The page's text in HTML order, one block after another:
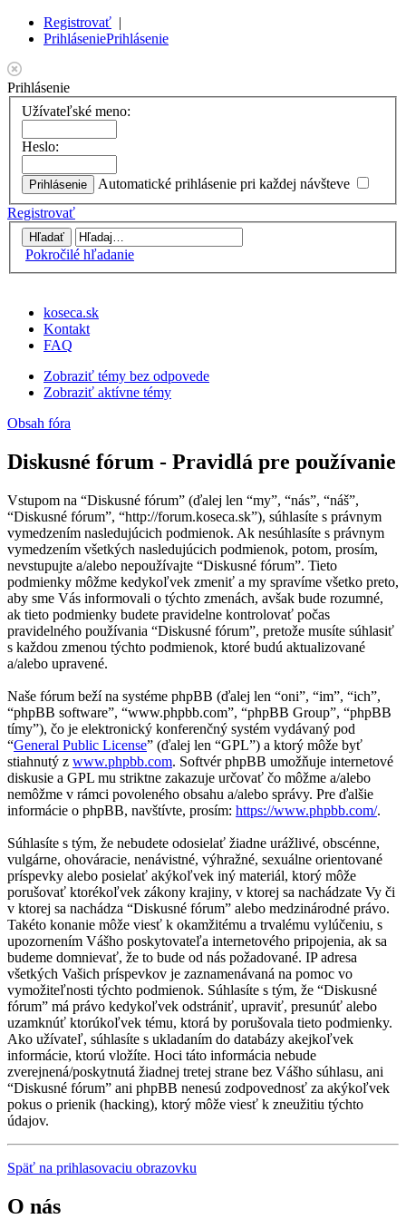
Registrovať |
PrihláseniePrihlásenie
Prihlásenie
Užívateľské meno:
Heslo:
Automatické prihlásenie pri každej návšteve
Registrovať
Pokročilé hľadanie
koseca.sk
Kontakt
FAQ
Zobraziť témy bez odpovede
Zobraziť aktívne témy
Obsah fóra
Diskusné fórum - Pravidlá pre používanie
Vstupom na “Diskusné fórum” (ďalej len “my”, “nás”, “náš”,
“Diskusné fórum”, “http://forum.koseca.sk”), súhlasíte s právnym
vymedzením nasledujúcich podmienok. Ak nesúhlasíte s právnym
vymedzením všetkých nasledujúcich podmienok, potom, prosím,
nevstupujte a/alebo nepoužívajte “Diskusné fórum”. Tieto
podmienky môžme kedykoľvek zmeniť a my spravíme všetko preto,
aby sme Vás informovali o týchto zmenách, avšak bude rozumné,
ak tieto podmienky budete pravidelne kontrolovať počas
pravidelného používania “Diskusné fórum”, pretože musíte súhlasiť
s každou zmenou týchto podmienok, ktoré budú aktualizované
a/alebo upravené.
Naše fórum beží na systéme phpBB (ďalej len “oni”, “im”, “ich”,
“phpBB software”, “www.phpbb.com”, “phpBB Group”, “phpBB
tímy”), čo je elektronický konferenčný systém vydávaný pod
“General Public License” (ďalej len “GPL”) a ktorý môže byť
stiahnutý z www.phpbb.com. Softvér phpBB umožňuje internetové
diskusie a GPL mu striktne zakazuje určovať čo môžme a/alebo
nemôžme v rámci povoleného obsahu a/alebo správy. Pre ďalšie
informácie o phpBB, navštívte, prosím: https://www.phpbb.com/.
Súhlasíte s tým, že nebudete odosielať žiadne urážlivé, obscénne,
vulgárne, ohováracie, nenávistné, výhražné, sexuálne orientované
príspevky alebo posielať akýkoľvek iný materiál, ktorý môže
porušovať ktorékoľvek zákony krajiny, v ktorej sa nachádzate Vy či
v ktorej sa nachádza “Diskusné fórum” alebo medzinárodné právo.
Takéto konanie môže viesť k okamžitému a trvalému vylúčeniu, s
upozornením Vášho poskytovateľa internetového pripojenia, ak sa
budeme domnievať, že to bude od nás požadované. IP adresa
všetkých Vašich príspevkov je zaznamenávaná na pomoc vo
vymožiteľnosti týchto podmienok. Súhlasíte s tým, že “Diskusné
fórum” má právo kedykoľvek odstrániť, upraviť, presunúť alebo
uzamknúť ktorúkoľvek tému, ktorá by porušovala tieto podmienky.
Ako užívateľ, súhlasíte s ukladaním do databázy akejkoľvek
informácie, ktorú vložíte. Hoci táto informácia nebude
zverejnená/poskytnutá žiadnej tretej strane bez Vášho súhlasu, ani
“Diskusné fórum” ani phpBB nenesú zodpovednosť za akýkoľvek
pokus o prienik (hacking), ktorý môže viesť k zneužitiu týchto
údajov.
Späť na prihlasovaciu obrazovku
O nás